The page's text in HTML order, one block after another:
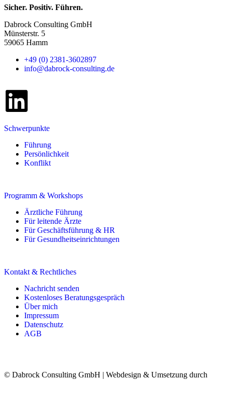
Sicher. Positiv. Führen.
Dabrock Consulting GmbH
Münsterstr. 5
59065 Hamm
+49 (0) 2381-3602897
info@dabrock-consulting.de
Schwerpunkte
Führung
Persönlichkeit
Konflikt
Programm & Workshops
Ärztliche Führung
Für leitende Ärzte
Für Geschäftsführung & HR
Für Gesundheitseinrichtungen
Kontakt & Rechtliches
Nachricht senden
Kostenloses Beratungsgespräch
Über mich
Impressum
Datenschutz
AGB
© Dabrock Consulting GmbH | Webdesign & Umsetzung durch